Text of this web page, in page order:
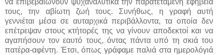
να επιβεβαιώνουν ψυχαναλυτικά την παρατεταμένη εφηβεία
τους, την αβίωτη ζωή τους. Συνήθως, η γραφή αυτή
γεννιέται μέσα σε αυταρχικά περιβάλλοντα, τα οποία δεν
επέτρεψαν στους κτήτορές της να γίνουν αποδεκτοί και να
αγαπήσουν τον εαυτό τους, όντας πάντα υπό τη σκιά του
πατέρα-αφέντη. Έτσι, όπως γράφαμε παλιά στα ημερολόγιά